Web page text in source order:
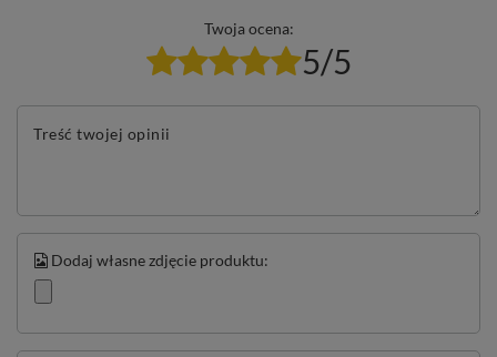
Twoja ocena:
5/5
Treść twojej opinii
Dodaj własne zdjęcie produktu: